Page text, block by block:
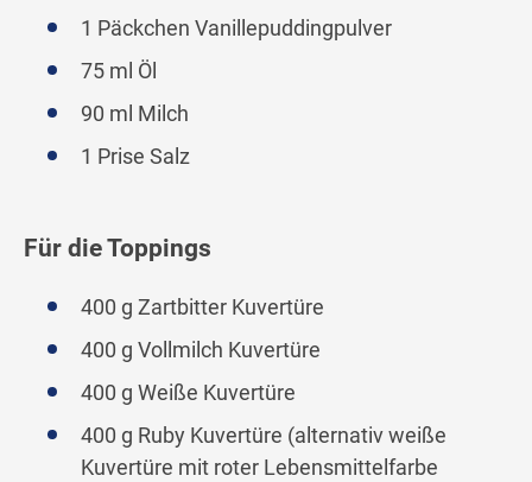
1 Päckchen Vanillepuddingpulver
75 ml Öl
90 ml Milch
1 Prise Salz
Für die Toppings
400 g Zartbitter Kuvertüre
400 g Vollmilch Kuvertüre
400 g Weiße Kuvertüre
400 g Ruby Kuvertüre (alternativ weiße
Kuvertüre mit roter Lebensmittelfarbe